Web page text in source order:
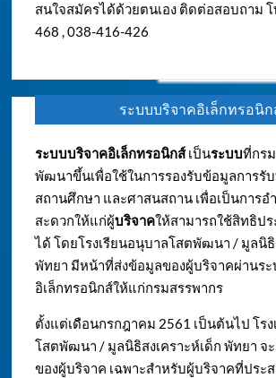
สนใจสมัครได้ด้วยตนเอง ติดต่อสอบถาม
468 , 038-416-426
ระบบบริจาคอิเล็กทรอนิ
ระบบบริจาคอิเล็กทรอนิกส์เป็นระบบที่กร
พัฒนาขึ้นเพื่อใช้ในการรองรับข้อมูลการรับ
สถานศึกษา และศาสนสถาน เพื่อเป็นการอ
สะดวกให้แก่ผู้บริจาคให้สามารถใช้สิทธิป
ได้ โดยโรงเรียนอนุบาลโสตพัฒนา / มูลนิธิ
พัทยา มีหน้าที่ส่งข้อมูลของผู้บริจาคผ่านร
อิเล็กทรอนิกส์ให้แก่กรมสรรพากร
ตั้งแต่เดือนกรกฎาคม 2561 เป็นต้นไป โร
โสตพัฒนา / มูลนิธิสงเคราะห์เด็ก พัทยา จ
ของผู้บริจาค เฉพาะสำหรับผู้บริจาคที่ประ